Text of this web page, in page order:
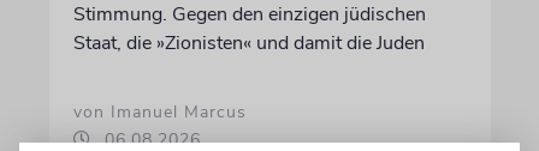
Stimmung. Gegen den einzigen jüdischen
Staat, die »Zionisten« und damit die Juden
von Imanuel Marcus
06.08.2026